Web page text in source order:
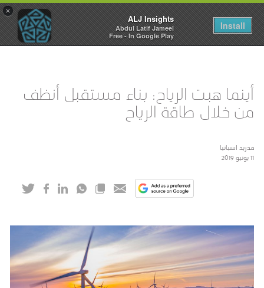
×
ALJ Insights
Abdul Latif Jameel
Free - In Google Play
Install
Toggle
navigation
أينما هبت الرياح: بناء مستقبل أنظف
من خلال طاقة الرياح
مدريد اسبانيا
11 يونيو 2019